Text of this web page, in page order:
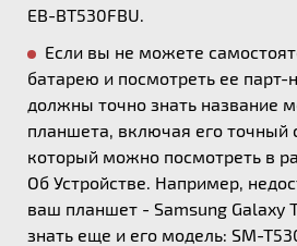
EB-BT530FBU.
Если вы не можете
батарею и посмотреть ее
должны точно знать название
планшета, включая его точный
который можно посмотреть в
Об Устройстве. Например,
ваш планшет - Samsung Galaxy
знать еще и его модель: SM-